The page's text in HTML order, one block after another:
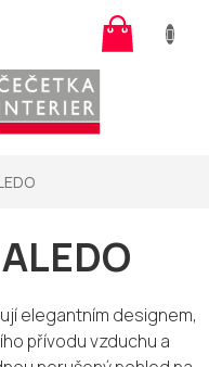
košík
elegantním designem,
přívodu vzduchu a